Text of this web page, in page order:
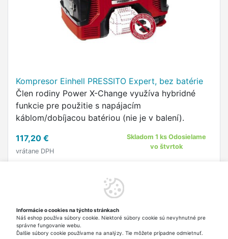
Kompresor Einhell PRESSITO Expert, bez batérie
Člen rodiny Power X-Change využíva hybridné
funkcie pre použitie s napájacím
káblom/dobíjacou batériou (nie je v balení).
117,20 €
vrátane DPH
Skladom 1 ks Odosielame
vo štvrtok
Hore
Informácie o cookies na týchto stránkach
Náš eshop používa súbory cookie. Niektoré súbory cookie sú nevyhnutné pre
správne fungovanie webu.
Ďalšie súbory cookie používame na analýzy. Tie môžete prípadne odmietnuť.